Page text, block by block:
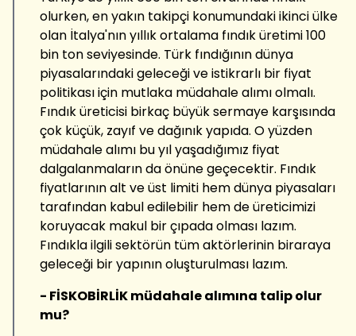
olurken, en yakın takipçi konumundaki ikinci ülke
olan İtalya'nın yıllık ortalama fındık üretimi 100
bin ton seviyesinde. Türk fındığının dünya
piyasalarındaki geleceği ve istikrarlı bir fiyat
politikası için mutlaka müdahale alımı olmalı.
Fındık üreticisi birkaç büyük sermaye karşısında
çok küçük, zayıf ve dağınık yapıda. O yüzden
müdahale alımı bu yıl yaşadığımız fiyat
dalgalanmaların da önüne geçecektir. Fındık
fiyatlarının alt ve üst limiti hem dünya piyasaları
tarafından kabul edilebilir hem de üreticimizi
koruyacak makul bir çıpada olması lazım.
Fındıkla ilgili sektörün tüm aktörlerinin biraraya
geleceği bir yapının oluşturulması lazım.
- FİSKOBİRLİK müdahale alımına talip olur
mu?